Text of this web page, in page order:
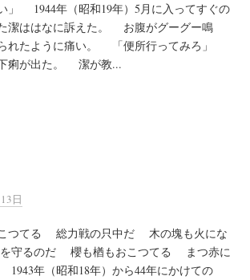
」 1944年（昭和19年）5月に入ってすぐの
潔ははなに訴えた。 お腹がグーグー鳴
れたように痛い。 「便所行ってみろ」
痢が出た。 潔が教...
日
つてる 総力戦の只中だ 木の塊も火にな
守るのだ 櫻も楢もおこつてる まつ赤に
年（昭和18年）から44年にかけての